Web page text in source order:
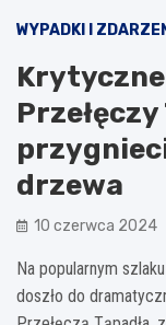
WYPADKI I
drzewa
10 czerwca 2024
Na popularnym
doszło do